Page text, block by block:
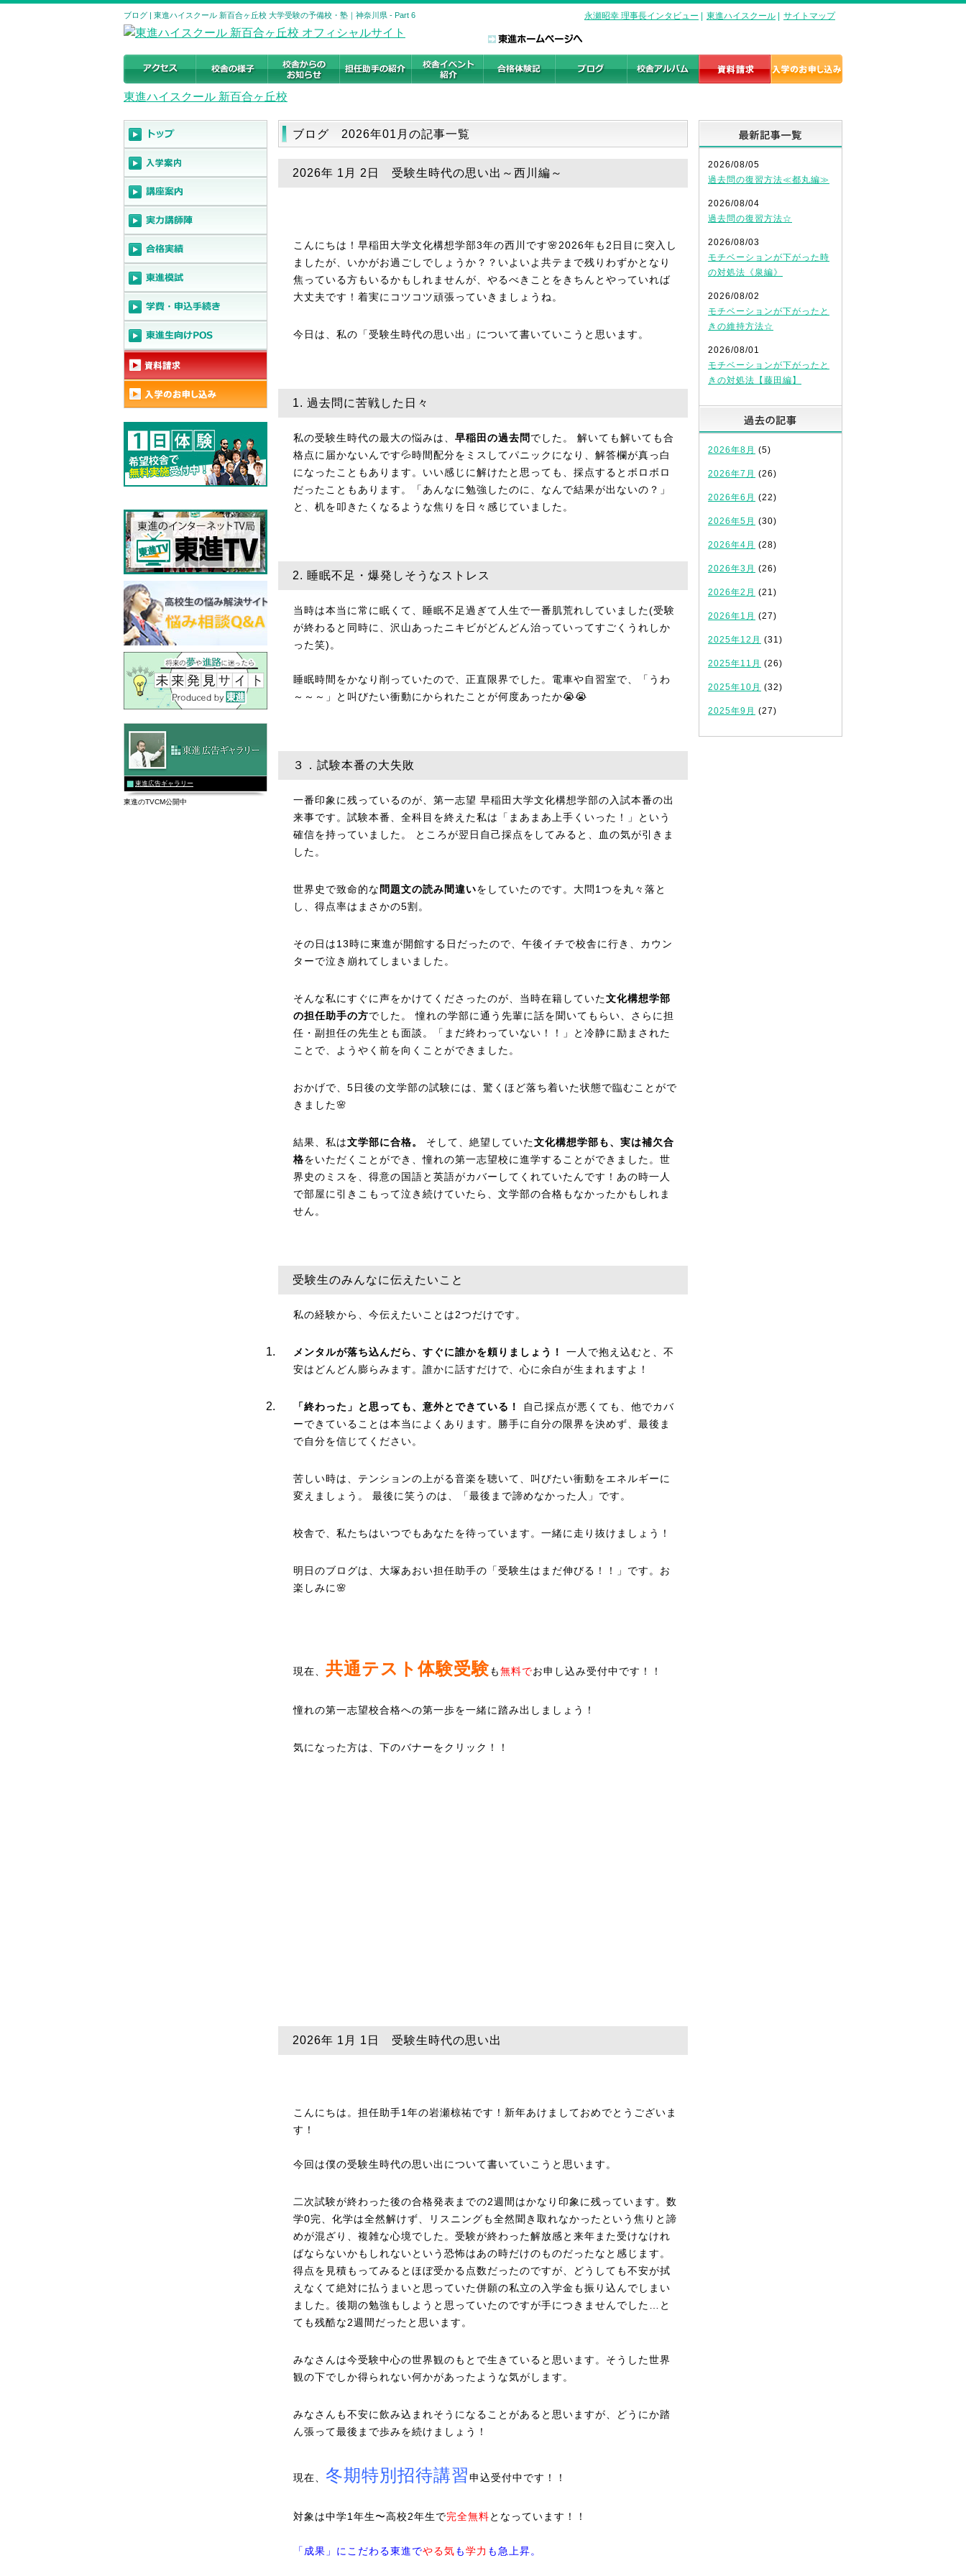
ブログ | 東進ハイスクール 新百合ヶ丘校 大学受験の予備校・塾｜神奈川県 - Part 6 永瀬昭幸 理事長インタビュー 東進ハイスクール サイトマップ
東進ハイスクール 新百合ヶ丘校
ブログ 2026年01月の記事一覧
2026年 1月 2日 受験生時代の思い出～西川編～
こんにちは！早稲田大学文化構想学部3年の西川です🌸2026年も2日目に突入し
ましたが、いかがお過ごしでしょうか？？いよいよ共テまで残りわずかとなり
焦っている方もいるかもしれませんが、やるべきことをきちんとやっていれば
大丈夫です！着実にコツコツ頑張っていきましょうね。
今日は、私の「受験生時代の思い出」について書いていこうと思います。
1. 過去問に苦戦した日々
私の受験生時代の最大の悩みは、 早稲田の過去問 でした。 解いても解いても合
格点に届かないんです💦時間配分をミスしてパニックになり、解答欄が真っ白
になったこともあります。いい感じに解けたと思っても、採点するとボロボロ
だったこともあります。「あんなに勉強したのに、なんで結果が出ないの？」
と、机を叩きたくなるような焦りを日々感じていました。
2. 睡眠不足・爆発しそうなストレス
当時は本当に常に眠くて、睡眠不足過ぎて人生で一番肌荒れしていました(受験
が終わると同時に、沢山あったニキビがどんどん治っていってすごくうれしか
った笑)。
睡眠時間をかなり削っていたので、正直限界でした。電車や自習室で、「うわ
～～～」と叫びたい衝動にかられたことが何度あったか😭😭
３．試験本番の大失敗
一番印象に残っているのが、第一志望 早稲田大学文化構想学部の入試本番の出
来事です。試験本番、全科目を終えた私は「まあまあ上手くいった！」という
確信を持っていました。 ところが翌日自己採点をしてみると、血の気が引きま
した。
世界史で致命的な 問題文の読み間違いをしていたのです。大問1つを丸々落と
し、得点率はまさかの5割。
その日は13時に東進が開館する日だったので、午後イチで校舎に行き、カウン
ターで泣き崩れてしまいました。
そんな私にすぐに声をかけてくださったのが、当時在籍していた文化構想学部
の担任助手の方でした。 憧れの学部に通う先輩に話を聞いてもらい、さらに担
任・副担任の先生とも面談。「まだ終わっていない！！」と冷静に励まされた
ことで、ようやく前を向くことができました。
おかげで、5日後の文学部の試験には、驚くほど落ち着いた状態で臨むことがで
きました🌸
結果、私は文学部に合格。 そして、絶望していた文化構想学部も、実は補欠合
格をいただくことができ、憧れの第一志望校に進学することができました。世
界史のミスを、得意の国語と英語がカバーしてくれていたんです！あの時一人
で部屋に引きこもって泣き続けていたら、文学部の合格もなかったかもしれま
せん。
受験生のみんなに伝えたいこと
私の経験から、今伝えたいことは2つだけです。
メンタルが落ち込んだら、すぐに誰かを頼りましょう！
一人で抱え込むと、不
安はどんどん膨らみます。誰かに話すだけで、心に余白が生まれますよ！
「終わった」と思っても、意外とできている！
自己採点が悪くても、他でカバ
ーできていることは本当によくあります。勝手に自分の限界を決めず、最後ま
で自分を信じてください。
苦しい時は、テンションの上がる音楽を聴いて、叫びたい衝動をエネルギーに
変えましょう。 最後に笑うのは、「最後まで諦めなかった人」です。
校舎で、私たちはいつでもあなたを待っています。一緒に走り抜けましょう！
明日のブログは、大塚あおい担任助手の「受験生はまだ伸びる！！」です。お
楽しみに🌸
現在、 共通テスト体験受験も無料でお申し込み受付中です！！
憧れの第一志望校合格への第一歩を一緒に踏み出しましょう！
気になった方は、下のバナーをクリック！！
2026年 1月 1日 受験生時代の思い出
こんにちは。担任助手1年の岩瀬椋祐です！新年あけましておめでとうございま
す！
今回は僕の受験生時代の思い出について書いていこうと思います。
二次試験が終わった後の合格発表までの2週間はかなり印象に残っています。数
学0完、化学は全然解けず、リスニングも全然聞き取れなかったという焦りと諦
めが混ざり、複雑な心境でした。受験が終わった解放感と来年また受けなけれ
ばならないかもしれないという恐怖はあの時だけのものだったなと感じます。
得点を見積もってみるとほぼ受かる点数だったのですが、どうしても不安が拭
えなくて絶対に払うまいと思っていた併願の私立の入学金も振り込んでしまい
ました。後期の勉強もしようと思っていたのですが手につきませんでした…と
ても残酷な2週間だったと思います。
みなさんは今受験中心の世界観のもとで生きていると思います。そうした世界
観の下でしか得られない何かがあったような気がします。
みなさんも不安に飲み込まれそうになることがあると思いますが、どうにか踏
ん張って最後まで歩みを続けましょう！
現在、 冬期特別招待講習申込受付中です！！
対象は中学1年生〜高校2年生で完全無料となっています！！
「成果」にこだわる東進でやる気も学力 も急上昇。
2026/08/05
過去問の復習方法≪都丸編≫
2026/08/04
過去問の復習方法☆
2026/08/03
モチベーションが下がった時
の対処法《泉編》
2026/08/02
モチベーションが下がったと
きの維持方法☆
2026/08/01
モチベーションが下がったと
きの対処法【藤田編】
2026年8月 (5)
2026年7月 (26)
2026年6月 (22)
2026年5月 (30)
2026年4月 (28)
2026年3月 (26)
2026年2月 (21)
2026年1月 (27)
2025年12月 (31)
2025年11月 (26)
2025年10月 (32)
2025年9月 (27)
東進広告ギャラリー
東進のTVCM公開中